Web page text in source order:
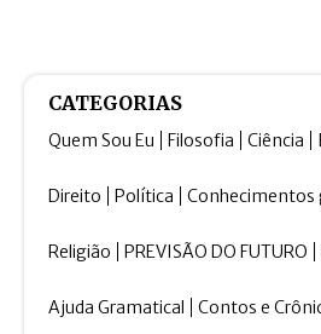
CATEGORIAS
Quem Sou Eu Filosofia Ciência
Direito Política Conhecimentos
Religião PREVISÃO DO FUTURO
Ajuda Gramatical Contos e